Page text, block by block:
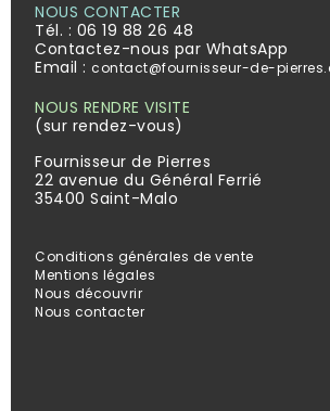
NOUS CONTACTER
Tél. : 06 19 88 26 48
Contactez-nous par WhatsApp
Email : contact@fournisseur-de-
NOUS RENDRE VISITE
(sur rendez-vous)
Fournisseur de Pierres
22 avenue du Général Ferrié
35400 Saint-Malo
Conditions générales de vente
Mentions légales
Nous découvrir
Nous contacter